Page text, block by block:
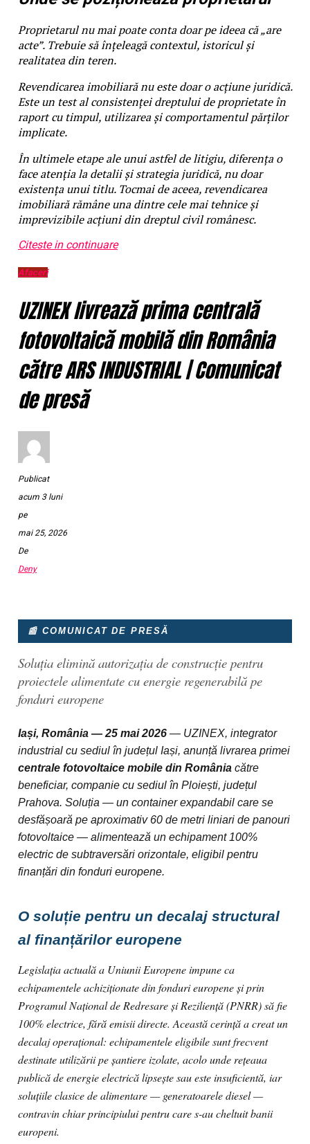
Proprietarul nu mai poate conta doar pe ideea că „are
acte”. Trebuie să înțeleagă contextul, istoricul și
realitatea din teren.
Revendicarea imobiliară nu este doar o acțiune juridică.
Este un test al consistenței dreptului de proprietate în
raport cu timpul, utilizarea și comportamentul părților
implicate.
În ultimele etape ale unui astfel de litigiu, diferența o
face atenția la detalii și strategia juridică, nu doar
existența unui titlu. Tocmai de aceea, revendicarea
imobiliară rămâne una dintre cele mai tehnice și
imprevizibile acțiuni din dreptul civil românesc.
Citeste in continuare
Afaceri
UZINEX livrează prima centrală
fotovoltaică mobilă din România
către ARS INDUSTRIAL | Comunicat
de presă
Publicat
acum 3 luni
pe
mai 25, 2026
De
Deny
📰 COMUNICAT DE PRESĂ
Soluția elimină autorizația de construcție pentru
proiectele alimentate cu energie regenerabilă pe
fonduri europene
Iași, România — 25 mai 2026— UZINEX, integrator
industrial cu sediul în județul Iași, anunță livrarea primei
centrale fotovoltaice mobile din Româniacătre
beneficiar, companie cu sediul în Ploiești, județul
Prahova. Soluția — un container expandabil care se
desfășoară pe aproximativ 60 de metri liniari de panouri
fotovoltaice — alimentează un echipament 100%
electric de subtraversări orizontale, eligibil pentru
finanțări din fonduri europene.
O soluție pentru un decalaj structural
al finanțărilor europene
Legislația actuală a Uniunii Europene impune ca
echipamentele achiziționate din fonduri europene și prin
Programul Național de Redresare și Reziliență (PNRR) să fie
100% electrice, fără emisii directe. Această cerință a creat un
decalaj operațional: echipamentele eligibile sunt frecvent
destinate utilizării pe șantiere izolate, acolo unde rețeaua
publică de energie electrică lipsește sau este insuficientă, iar
soluțiile clasice de alimentare — generatoarele diesel —
contravin chiar principiului pentru care s-au cheltuit banii
europeni.